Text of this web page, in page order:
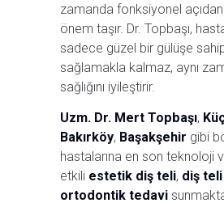
zamanda fonksiyonel
önem taşır. Dr. Topbaşı,
sadece güzel bir gülüşe sahip
sağlamakla kalmaz, aynı
sağlığını iyileştirir.
Uzm. Dr. Mert Topbaşı,
Bakırköy, Başakşehir gibi
hastalarına en son teknoloji
etkili estetik diş teli, diş teli
ortodontik tedavi